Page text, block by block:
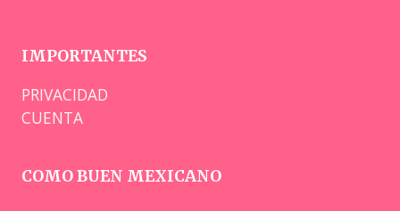
IMPORTANTES
PRIVACIDAD
CUENTA
COMO BUEN MEXICANO